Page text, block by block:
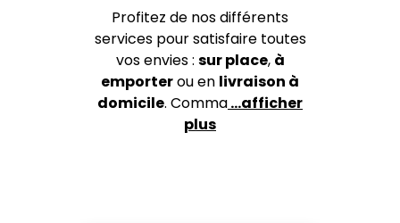
Profitez de nos différents
services pour satisfaire toutes
vos envies : sur place, à
emporterou en livraison à
domicile. Comma…afficher
plus